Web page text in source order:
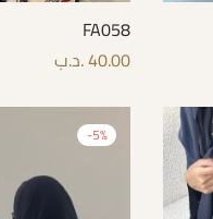
FA058
40.00.د.ب
-5%